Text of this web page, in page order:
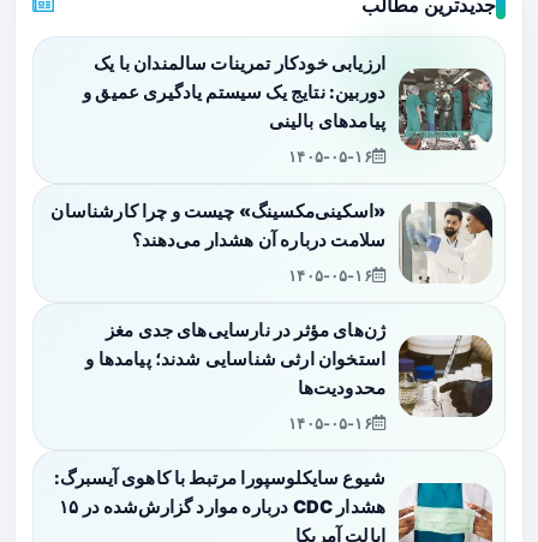
ارزیابی خودکار تمرینات سالمندان با یک
دوربین: نتایج یک سیستم یادگیری عمیق و
پیامدهای بالینی
۱۴۰۵-۰۵-۱۶
«اسکینی‌مکسینگ» چیست و چرا کارشناسان
سلامت درباره آن هشدار می‌دهند؟
۱۴۰۵-۰۵-۱۶
ژن‌های مؤثر در نارسایی‌های جدی مغز
استخوان ارثی شناسایی شدند؛ پیامدها و
محدودیت‌ها
۱۴۰۵-۰۵-۱۶
شیوع سایکلوسپورا مرتبط با کاهوی آیسبرگ:
هشدار CDC درباره موارد گزارش‌شده در ۱۵
ایالت آمریکا